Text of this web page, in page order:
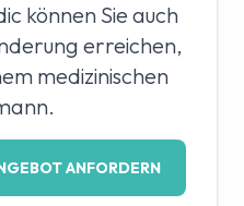
können Sie auch
erreichen,
medizinischen
ANFORDERN